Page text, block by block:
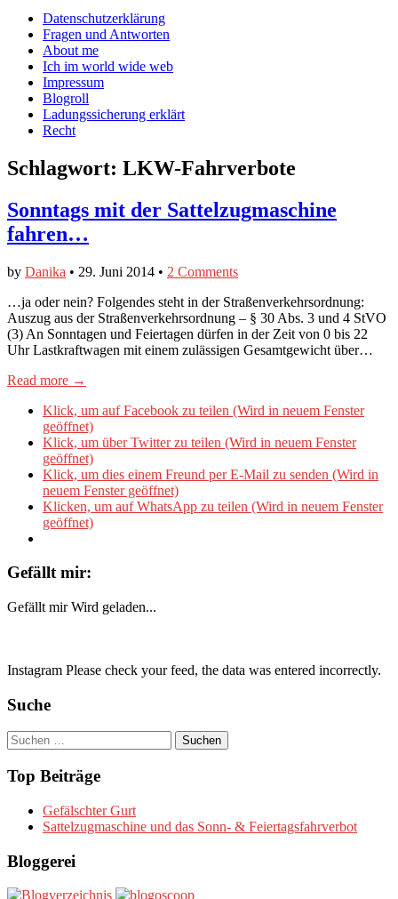
Facebook
anzeigen
Twitter
anzeigen
auf
Instagram
anzeigen
Main
menu
Skip
content
Datenschutzerklärung
Fragen und Antworten
About me
Ich im world wide web
Impressum
Blogroll
Ladungssicherung erklärt
Recht
Schlagwort: LKW-Fahrverbote
Sonntags mit der Sattelzugmaschine
fahren…
by Danika • 29. Juni 2014 • 2 Comments
…ja oder nein? Folgendes steht in der Straßenverkehrsordnung:
Auszug aus der Straßenverkehrsordnung – § 30 Abs. 3 und 4 StVO
(3) An Sonntagen und Feiertagen dürfen in der Zeit von 0 bis 22
Uhr Lastkraftwagen mit einem zulässigen Gesamtgewicht über…
Read more →
Klick, um auf Facebook zu teilen (Wird in neuem Fenster
geöffnet)
Klick, um über Twitter zu teilen (Wird in neuem Fenster
geöffnet)
Klick, um dies einem Freund per E-Mail zu senden (Wird in
neuem Fenster geöffnet)
Klicken, um auf WhatsApp zu teilen (Wird in neuem Fenster
geöffnet)
Gefällt mir:
Gefällt mir Wird geladen...
Instagram Please check your feed, the data was entered incorrectly.
Suche
Suchen
nach:
Top Beiträge
Gefälschter Gurt
Sattelzugmaschine und das Sonn- & Feiertagsfahrverbot
Bloggerei